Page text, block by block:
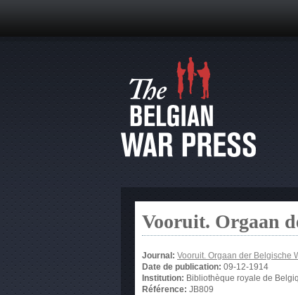
Vooruit. Orgaan
Journal: Vooruit. Orgaan der Belgische
Date de publication: 09-12-1914
Institution: Bibliothèque royale de
Référence: JB809